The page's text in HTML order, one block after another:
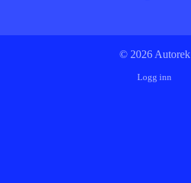
© 2026 Autorek
Logg inn